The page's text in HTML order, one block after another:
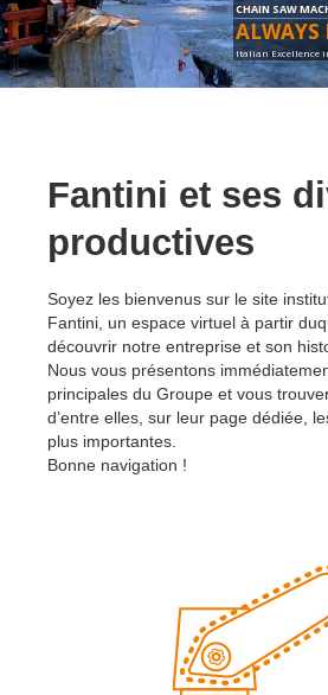
CHAIN SAW
ALWAYS
Italian Excellence
Fantini et ses
productives
Soyez les bienvenus sur le site
Fantini, un espace virtuel à partir
découvrir notre entreprise et son
Nous vous présentons
principales du Groupe et vous
d’entre elles, sur leur page dédiée,
plus importantes.
Bonne navigation !